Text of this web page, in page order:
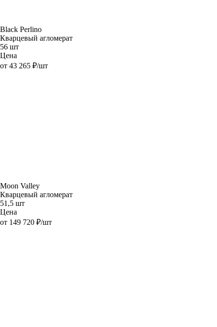
Black Perlino
Кварцевый агломерат
56 шт
Цена
от 43 265 ₽/шт
Moon Valley
Кварцевый агломерат
51,5 шт
Цена
от 149 720 ₽/шт